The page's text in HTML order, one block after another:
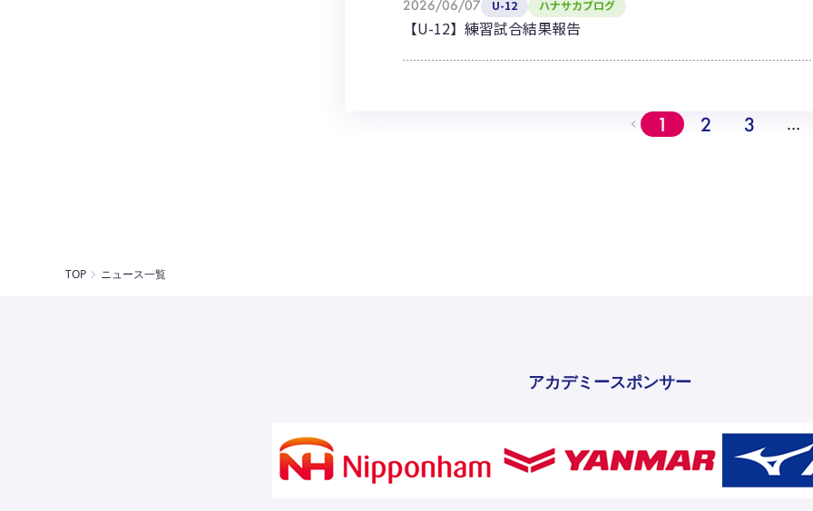
2026/06/07 U-12 ハナサカブログ
【U-12】練習試合結果報告
1 2 3 …
TOP ニュース一覧
アカデミースポンサー